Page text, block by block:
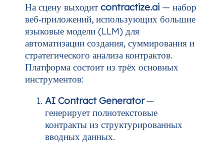
На сцену выходит contractize.ai — набор
веб‑приложений, использующих большие
языковые модели (LLM) для
автоматизации создания, суммирования и
стратегического анализа контрактов.
Платформа состоит из трёх основных
инструментов:
AI Contract Generator—
генерирует полнотекстовые
контракты из структурированных
вводных данных.